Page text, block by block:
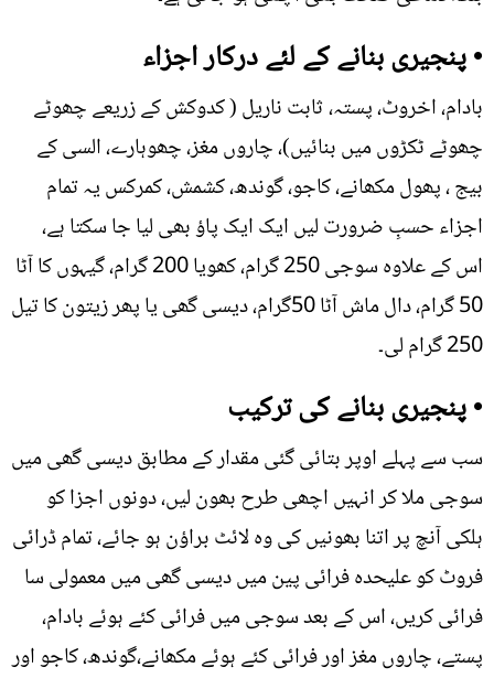
• پنجیری بنانے کے لئے درکار اجزاء
بادام، اخروٹ، پستہ، ثابت ناریل ( کدوکش کے زریعے چھوٹے
چھوٹے ٹکڑوں میں بنائیں)، چاروں مغز، چھوہارے، السی کے
بیج ، پھول مکھانے، کاجو، گوندھ، کشمش، کمرکس یہ تمام
اجزاء حسبِ ضرورت لیں ایک ایک پاؤ بھی لیا جا سکتا ہے،
اس کے علاوہ سوجی 250 گرام، کھویا 200 گرام، گیہوں کا آٹا
50 گرام، دال ماش آٹا 50گرام، دیسی گھی یا پھر زیتون کا تیل
250 گرام لی۔
• پنجیری بنانے کی ترکیب
سب سے پہلے اوپر بتائی گئی مقدار کے مطابق دیسی گھی میں
سوجی ملا کر انہیں اچھی طرح بھون لیں، دونوں اجزا کو
ہلکی آنچ پر اتنا بھونیں کی وہ لائٹ براؤن ہو جائے، تمام ڈرائی
فروٹ کو علیحدہ فرائی پین میں دیسی گھی میں معمولی سا
فرائی کریں، اس کے بعد سوجی میں فرائی کئے ہوئے بادام،
پستے، چاروں مغز اور فرائی کئے ہوئے مکھانے،گوندھ، کاجو اور